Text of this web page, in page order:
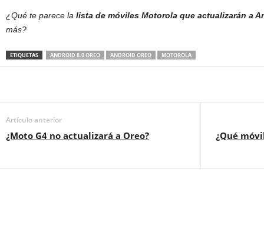
¿Qué te parece la lista de móviles Motorola que actualizarán a
más?
ETIQUETAS ANDROID 8.0 OREO ANDROID OREO MOTOROLA
Artículo anterior
¿Moto G4 no actualizará a Oreo? ¿Qué